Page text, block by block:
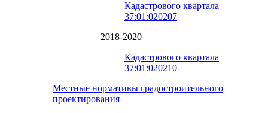
Кадастрового квартала
37:01:020207
2018-2020
Кадастрового квартала
37:01:020210
Местные нормативы градостроительного
проектирования